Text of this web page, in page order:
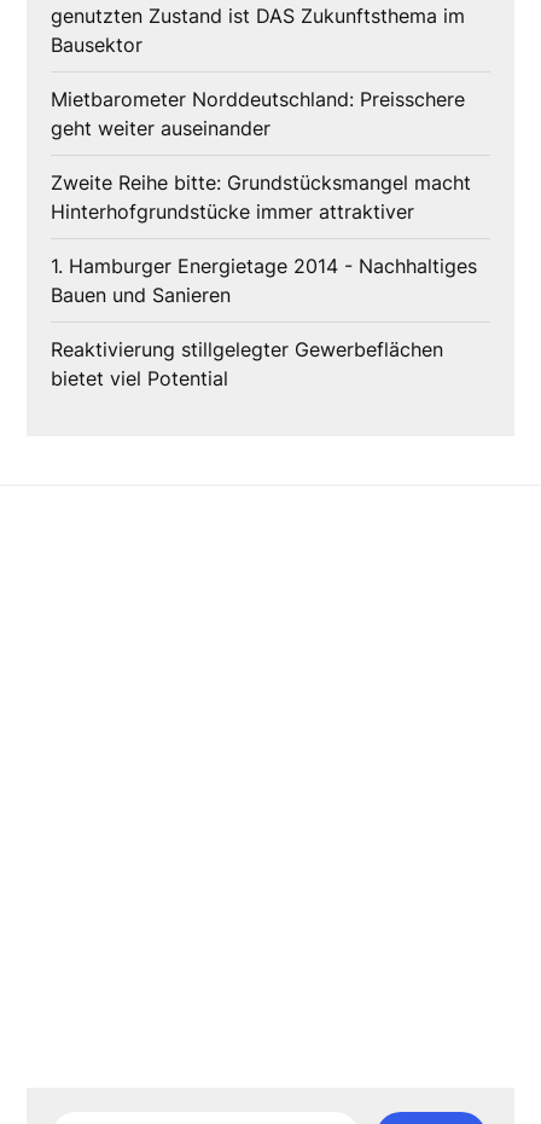
genutzten Zustand ist DAS Zukunftsthema im
Bausektor
Mietbarometer Norddeutschland: Preisschere
geht weiter auseinander
Zweite Reihe bitte: Grundstücksmangel macht
Hinterhofgrundstücke immer attraktiver
1. Hamburger Energietage 2014 - Nachhaltiges
Bauen und Sanieren
Reaktivierung stillgelegter Gewerbeflächen
bietet viel Potential